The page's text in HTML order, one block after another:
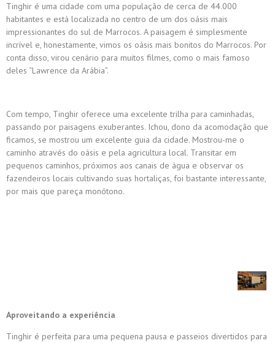
Tinghir é uma cidade com uma população de cerca de 44.000
habitantes e está localizada no centro de um dos oásis mais
impressionantes do sul de Marrocos. A paisagem é simplesmente
incrível e, honestamente, vimos os oásis mais bonitos do Marrocos. Por
conta disso, virou cenário para muitos filmes, como o mais famoso
deles “Lawrence da Arábia”.
Com tempo, Tinghir oferece uma excelente trilha para caminhadas,
passando por paisagens exuberantes. Ichou, dono da acomodação que
ficamos, se mostrou um excelente guia da cidade. Mostrou-me o
caminho através do oásis e pela agricultura local. Transitar em
pequenos caminhos, próximos aos canais de água e observar os
fazendeiros locais cultivando suas hortaliças, foi bastante interessante,
por mais que pareça monótono.
Aproveitando a experiência
Tinghir é perfeita para uma pequena pausa e passeios divertidos para